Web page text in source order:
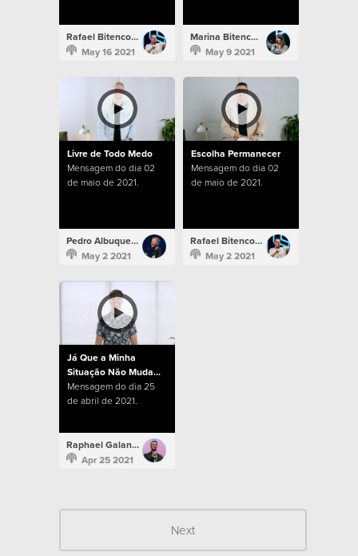
Rafael Bitencourt
May 16 2021
Marina Bitencourt
May 9 2021
Livre de Todo Medo
Mensagem do dia 02
de maio de 2021.
Pedro Albuquerque
May 2 2021
Escolha Permanecer
Mensagem do dia 02
de maio de 2021.
Rafael Bitencourt
May 2 2021
Já Que a Minha
Situação Não Muda...
Mensagem do dia 25
de abril de 2021.
Raphael Galante
Apr 25 2021
Next